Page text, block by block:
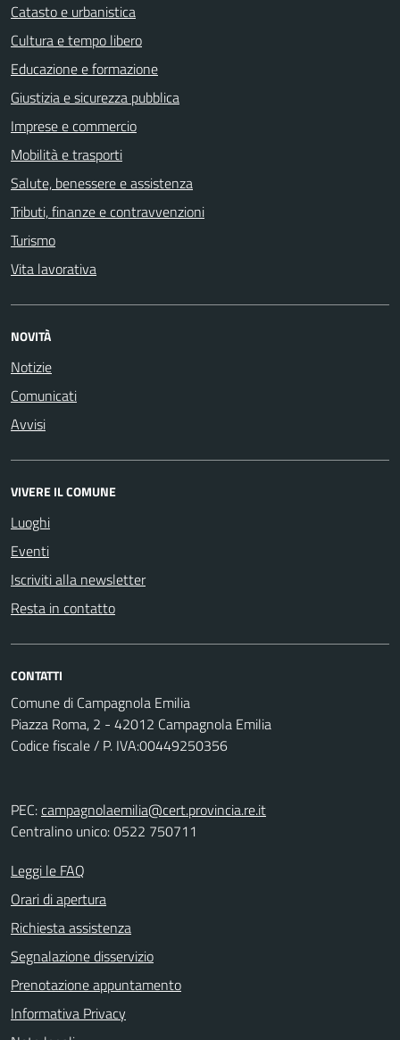
Catasto e urbanistica
Cultura e tempo libero
Educazione e formazione
Giustizia e sicurezza pubblica
Imprese e commercio
Mobilità e trasporti
Salute, benessere e assistenza
Tributi, finanze e contravvenzioni
Turismo
Vita lavorativa
NOVITÀ
Notizie
Comunicati
Avvisi
VIVERE IL COMUNE
Luoghi
Eventi
Iscriviti alla newsletter
Resta in contatto
CONTATTI
Comune di Campagnola Emilia
Piazza Roma, 2 - 42012 Campagnola Emilia
Codice fiscale / P. IVA:00449250356
PEC:campagnolaemilia@cert.provincia.re.it
Centralino unico: 0522 750711
Leggi le FAQ
Orari di apertura
Richiesta assistenza
Segnalazione disservizio
Prenotazione appuntamento
Informativa Privacy